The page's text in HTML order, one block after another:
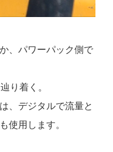
、パワーパック側で
り着く。
、デジタルで流量と
使用します。